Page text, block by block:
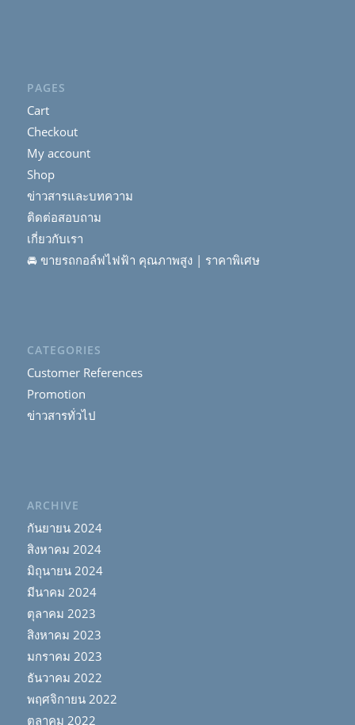
PAGES
Cart
Checkout
My account
Shop
ข่าวสารและบทความ
ติดต่อสอบถาม
เกี่ยวกับเรา
🚘 ขายรถกอล์ฟไฟฟ้า คุณภาพสูง | ราคาพิเศษ
CATEGORIES
Customer References
Promotion
ข่าวสารทั่วไป
ARCHIVE
กันยายน 2024
สิงหาคม 2024
มิถุนายน 2024
มีนาคม 2024
ตุลาคม 2023
สิงหาคม 2023
มกราคม 2023
ธันวาคม 2022
พฤศจิกายน 2022
ตุลาคม 2022